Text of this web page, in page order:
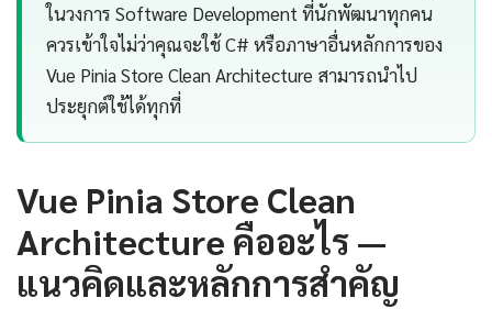
ในวงการ Software Development ที่นักพัฒนาทุกคน
ควรเข้าใจไม่ว่าคุณจะใช้ C# หรือภาษาอื่นหลักการของ
Vue Pinia Store Clean Architecture สามารถนำไป
ประยุกต์ใช้ได้ทุกที่
Vue Pinia Store Clean
Architecture คืออะไร —
แนวคิดและหลักการสำคัญ